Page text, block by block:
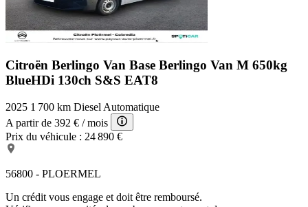
Citroën Berlingo Van Base Berlingo Van M 650kg
BlueHDi 130ch S&S EAT8
2025 1 700 km Diesel Automatique
A partir de 392 € / mois
Prix du véhicule : 24 890 €
56800 - PLOERMEL
Un crédit vous engage et doit être remboursé.